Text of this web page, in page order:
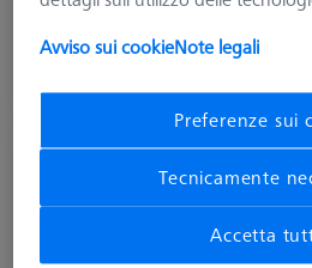
più IVA
Tempi di consegna più lunghi
Sistema caricamento
DURAMAX con base
602703-9010-001
Avviso sui cookieNote legali
Preferenze sui
Tecnicamente
Accetta